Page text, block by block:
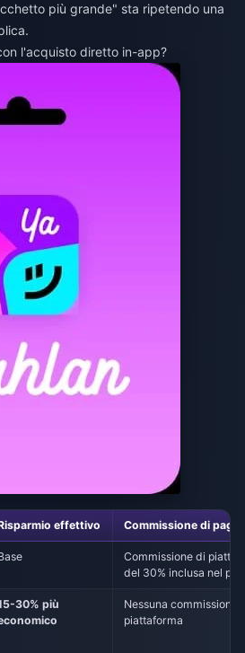
più grande" sta ripetendo una
l'acquisto diretto in-app?
effettivo Commissione di
Commissione di
del 30% inclusa nel
30% più
Nessuna commissione
piattaforma